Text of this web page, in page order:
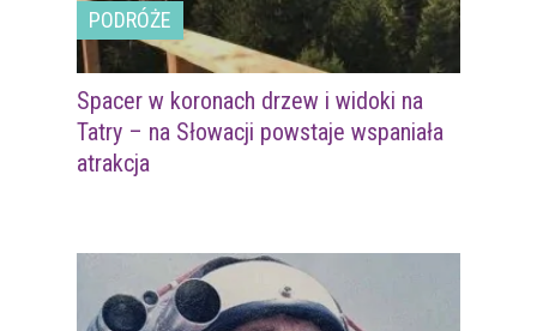
PODRÓŻE
Spacer w koronach drzew i widoki na
Tatry – na Słowacji powstaje wspaniała
atrakcja